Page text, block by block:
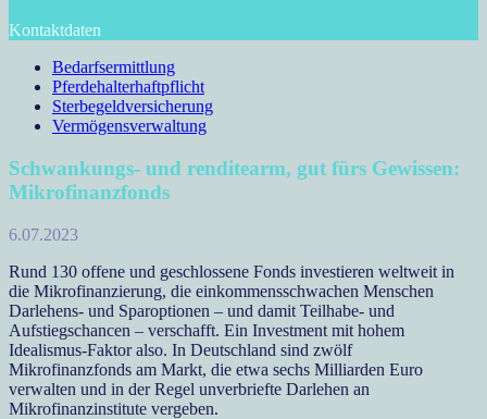
Kontaktdaten
Bedarfsermittlung
Pferdehalterhaftpflicht
Sterbegeldversicherung
Vermögensverwaltung
Schwankungs- und renditearm, gut fürs Gewissen:
Mikrofinanzfonds
6.07.2023
Rund 130 offene und geschlossene Fonds investieren weltweit in
die Mikrofinanzierung, die einkommensschwachen Menschen
Darlehens- und Sparoptionen – und damit Teilhabe- und
Aufstiegschancen – verschafft. Ein Investment mit hohem
Idealismus-Faktor also. In Deutschland sind zwölf
Mikrofinanzfonds am Markt, die etwa sechs Milliarden Euro
verwalten und in der Regel unverbriefte Darlehen an
Mikrofinanzinstitute vergeben.